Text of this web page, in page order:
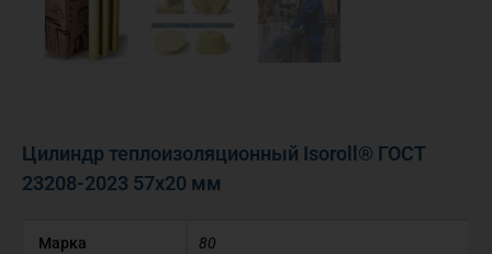
Цилиндр теплоизоляционный Isoroll® ГОСТ
23208-2023 57х20 мм
Марка 80